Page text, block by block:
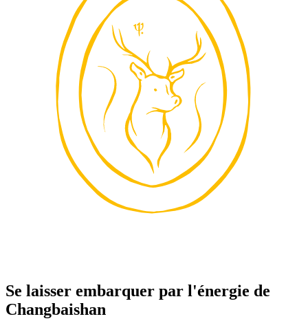
Se laisser embarquer par l'énergie de
Changbaishan